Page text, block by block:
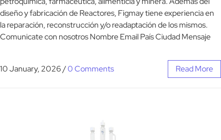
diseño y fabricación de Reactores, Figmay tiene experiencia en
la reparación, reconstrucción y/o readaptación de los mismos.
Comunicate con nosotros Nombre Email País Ciudad Mensaje
10 January, 2026/0 Comments Read More